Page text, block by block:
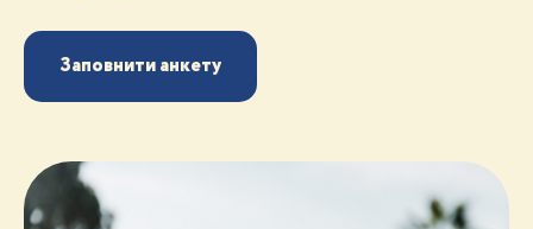
Заповнити анкету